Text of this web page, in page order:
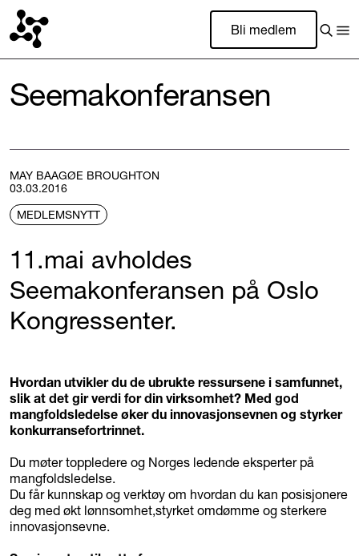
Bli medlem
Seemakonferansen
MAY BAAGØE BROUGHTON
03.03.2016
MEDLEMSNYTT
11.mai avholdes
Seemakonferansen på Oslo
Kongressenter.
Hvordan utvikler du de ubrukte ressursene i samfunnet,
slik at det gir verdi for din virksomhet? Med god
mangfoldsledelse øker du innovasjonsevnen og styrker
konkurransefortrinnet.
Du møter toppledere og Norges ledende eksperter på
mangfoldsledelse.
Du får kunnskap og verktøy om hvordan du kan posisjonere
deg med økt lønnsomhet,styrket omdømme og sterkere
innovasjonsevne.